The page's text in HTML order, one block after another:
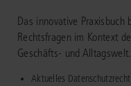
Das innovative
Rechtsfragen im Kontext
Geschäfts- und Alltagswelt.
Aktuelles